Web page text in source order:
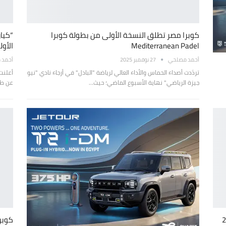
كوبرا مصر تطلق النسخة الأولى من بطولة كوبرا
Mediterranean Padel
أحمد مصلحي 27 نوفمبر 2025
تردّدت أصداء الحماس والأداء العالي لرياضة "البادل" في أرجاء نادي "نيو
جيزة الرياضي" نهاية الأسبوع الماضي؛ حيث…
عن
2025 كوبرا